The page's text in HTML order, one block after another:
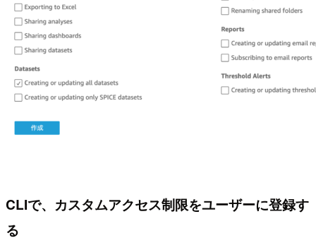
CLIで、カスタムアクセス制限をユーザーに登録す
る